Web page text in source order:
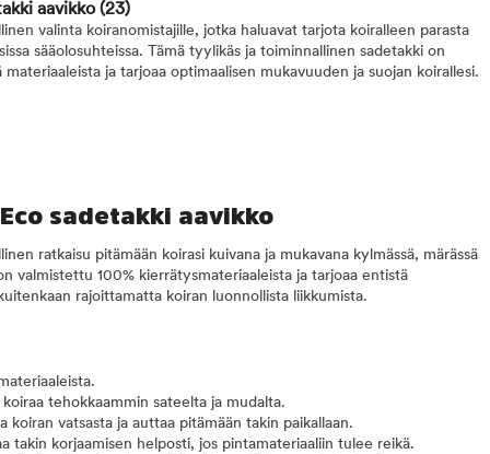
aavikko(23)
valinta koiranomistajille, jotka haluavat tarjota koiralleen parasta
sääolosuhteissa. Tämä tyylikäs ja toiminnallinen sadetakki on
ja tarjoaa optimaalisen mukavuuden ja suojan koirallesi.
sadetakki aavikko
ratkaisu pitämään koirasi kuivana ja mukavana kylmässä, märässä
valmistettu 100% kierrätysmateriaaleista ja tarjoaa entistä
rajoittamatta koiran luonnollista liikkumista.
tehokkaammin sateelta ja mudalta.
koiran vatsasta ja auttaa pitämään takin paikallaan.
takin korjaamisen helposti, jos pintamateriaaliin tulee reikä.